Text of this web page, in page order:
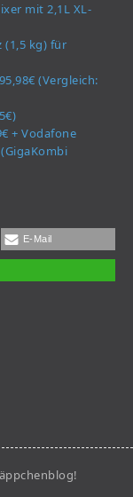
mit 2,1L XL-
(1,5 kg) für
(Vergleich:
+ Vodafone
E-Mail